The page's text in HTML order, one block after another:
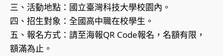
三、活動地點：國立臺灣科技大學校園內。
四、招生對象：全國高中職在校學生。
五、報名方式：請至海報QR Code報名，名額有限，
額滿為止。